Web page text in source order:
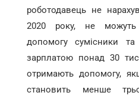
роботодавець не
2020 року, не можуть
допомогу сумісники
зарплатою понад 30
отримають допомогу,
становить менше